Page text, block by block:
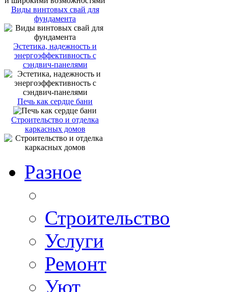
Виды винтовых свай для
фундамента
Эстетика, надежность и
энергоэффективность с
сэндвич-панелями
Печь как сердце бани
Строительство и отделка
каркасных домов
Разное
Строительство
Услуги
Ремонт
Уют